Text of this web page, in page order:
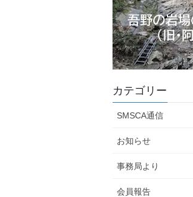
カテゴリー
SMSCA通信
お知らせ
事務局より
会員報告